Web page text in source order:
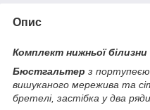
Опис
Комплект нижньої
Бюстгальтер з портупеєю
вишуканого мережива та
бретелі, застібка у два